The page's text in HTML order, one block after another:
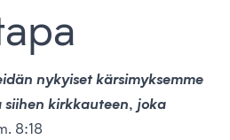
nykyiset kärsimyksemme
kirkkauteen, joka
8:18